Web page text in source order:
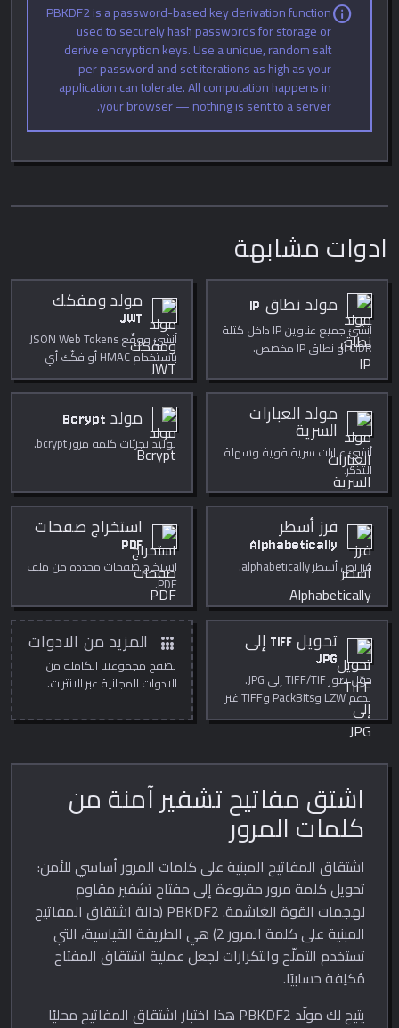
info
PBKDF2 is a password-based key derivation function
used to securely hash passwords for storage or
derive encryption keys. Use a unique, random salt
per password and set iterations as high as your
application can tolerate. All computation happens in
your browser — nothing is sent to a server.
ادوات مشابهة
مولد نطاق IP
أنشئ جميع عناوين IP داخل كتلة
CIDR أو نطاق IP مخصص.
مولد ومفكك
JWT
أنشئ ووقّع JSON Web Tokens
باستخدام HMAC أو فكّك أي
JWT.
مولد العبارات
السرية
أنشئ عبارات سرية قوية وسهلة
التذكر.
مولد Bcrypt
توليد تجزئات كلمة مرور bcrypt.
فرز أسطر
Alphabetically
فرز نص أسطر alphabetically.
استخراج صفحات
PDF
استخرج صفحات محددة من ملف
PDF.
تحويل TIFF إلى
JPG
حوّل صور TIFF/TIF إلى JPG.
يدعم LZW وPackBits وTIFF غير
المضغوط داخل المتصفح.
apps المزيد من الادوات
تصفح مجموعتنا الكاملة من
الادوات المجانية عبر الانترنت.
اشتق مفاتيح تشفير آمنة من
كلمات المرور
اشتقاق المفاتيح المبنية على كلمات المرور أساسي للأمن:
تحويل كلمة مرور مقروءة إلى مفتاح تشفير مقاوم
لهجمات القوة الغاشمة. PBKDF2 (دالة اشتقاق المفاتيح
المبنية على كلمة المرور 2) هي الطريقة القياسية، التي
تستخدم التملّح والتكرارات لجعل عملية اشتقاق المفتاح
مُكلِفة حسابيًا.
يتيح لك مولّد PBKDF2 هذا اختبار اشتقاق المفاتيح محليًا